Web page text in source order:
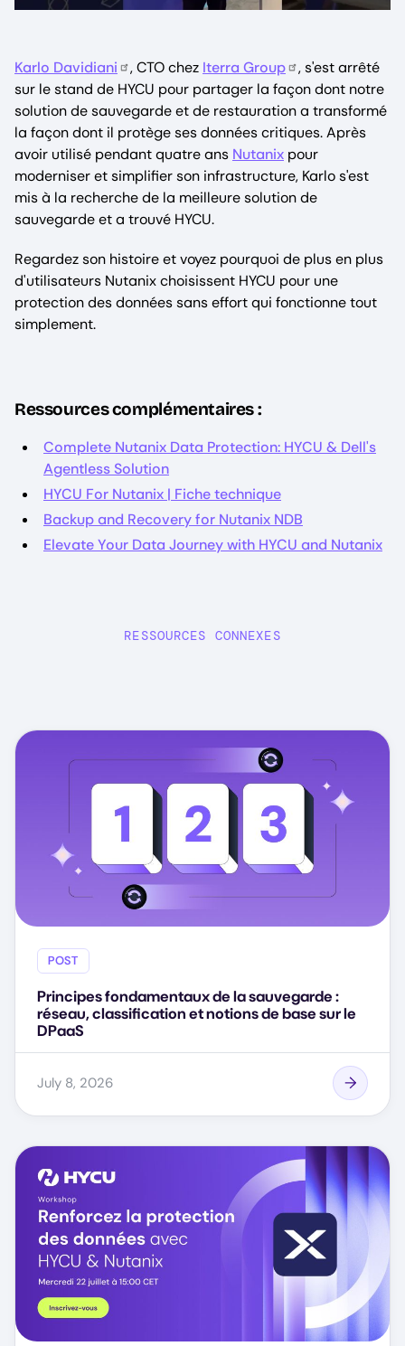
Karlo Davidiani , CTO chez Iterra Group
, s'est arrêté
sur le stand de HYCU pour partager la façon dont notre
solution de sauvegarde et de restauration a transformé
la façon dont il protège ses données critiques. Après
avoir utilisé pendant quatre ans Nutanix pour
moderniser et simplifier son infrastructure, Karlo s'est
mis à la recherche de la meilleure solution de
sauvegarde et a trouvé HYCU.
Regardez son histoire et voyez pourquoi de plus en plus
d'utilisateurs Nutanix choisissent HYCU pour une
protection des données sans effort qui fonctionne tout
simplement.
Ressources complémentaires :
Complete Nutanix Data Protection: HYCU & Dell's
Agentless Solution
HYCU For Nutanix | Fiche technique
Backup and Recovery for Nutanix NDB
Elevate Your Data Journey with HYCU and Nutanix
RESSOURCES CONNEXES
POST
Principes fondamentaux de la sauvegarde :
réseau, classification et notions de base sur le
DPaaS
July 8, 2026